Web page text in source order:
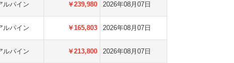
ルパイン ￥239,980 2026年08月07日
ルパイン ￥165,803 2026年08月07日
ルパイン ￥213,800 2026年08月07日